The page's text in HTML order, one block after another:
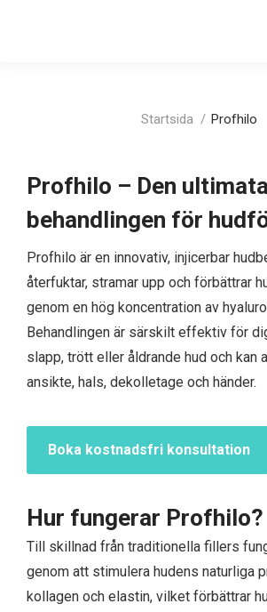
Du är här:
Startsida Profhilo
Profhilo – Den ultimata
behandlingen för
Profhilo är en innovativ, injicerbar
återfuktar, stramar upp och förbättrar
genom en hög koncentration av
Behandlingen är särskilt effektiv för
slapp, trött eller åldrande hud och kan
ansikte, hals, dekolletage och händer.
Boka kostnadsfri konsultation
Hur fungerar Profhilo?
Till skillnad från traditionella fillers
genom att stimulera hudens naturliga
kollagen och elastin, vilket förbättrar